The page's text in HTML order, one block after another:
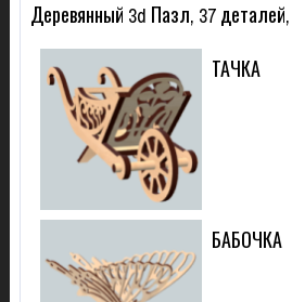
Деревянный 3d Пазл, 37 деталей,
ТАЧКА
БАБОЧКА